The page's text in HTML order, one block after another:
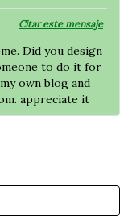
Citar este mensaje
Did you design
to do it for
own blog and
appreciate it